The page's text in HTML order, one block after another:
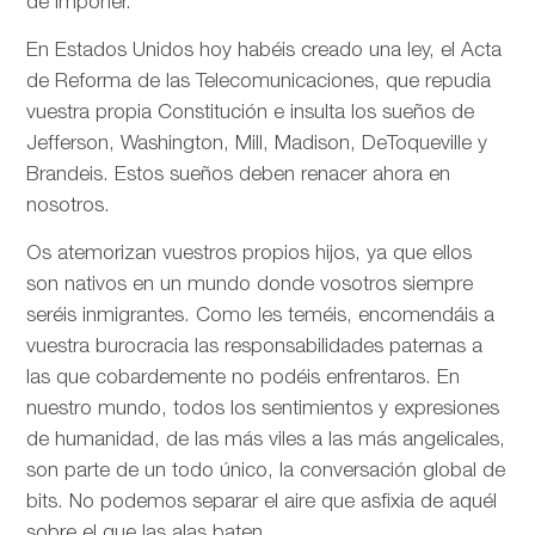
En Estados Unidos hoy habéis creado una ley, el Acta
de Reforma de las Telecomunicaciones, que repudia
vuestra propia Constitución e insulta los sueños de
Jefferson, Washington, Mill, Madison, DeToqueville y
Brandeis. Estos sueños deben renacer ahora en
nosotros.
Os atemorizan vuestros propios hijos, ya que ellos
son nativos en un mundo donde vosotros siempre
seréis inmigrantes. Como les teméis, encomendáis a
vuestra burocracia las responsabilidades paternas a
las que cobardemente no podéis enfrentaros. En
nuestro mundo, todos los sentimientos y expresiones
de humanidad, de las más viles a las más angelicales,
son parte de un todo único, la conversación global de
bits. No podemos separar el aire que asfixia de aquél